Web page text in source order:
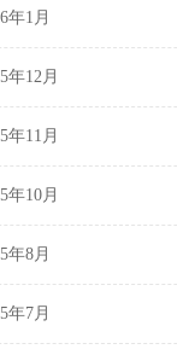
年1月
年12月
年11月
年10月
年8月
年7月